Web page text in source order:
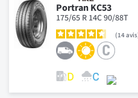
Portran KC53
175/65 R 14C 90/88T
14avis